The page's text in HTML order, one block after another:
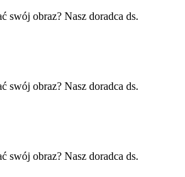
swój obraz? Nasz doradca ds.
swój obraz? Nasz doradca ds.
swój obraz? Nasz doradca ds.